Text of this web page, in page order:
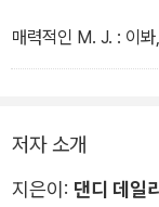
내 머릿속에서 여러
릿속에 ‘평범한 M.
혀 아니란 뜻이다.
나는 평범한 M. J.가
매력적인 M. J. : 이
우릴 맡겨 보는 거 어
내가 안돼 보였던 거
저자 소개
지은이: 댄디 데일